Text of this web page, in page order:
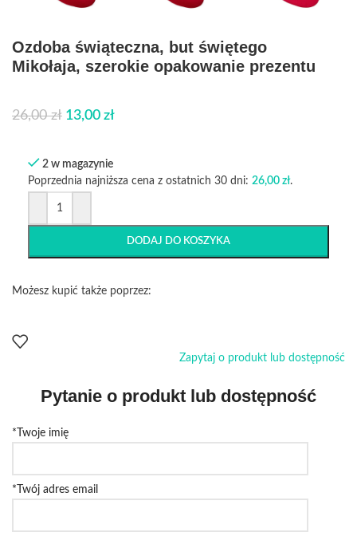
Ozdoba świąteczna, but świętego
Mikołaja, szerokie opakowanie prezentu
26,00zł 13,00 zł
2 w magazynie
Poprzednia najniższa cena z ostatnich 30 dni: 26,00 zł.
DODAJ DO KOSZYKA
Możesz kupić także poprzez:
Zapytaj o produkt lub dostępność
Pytanie o produkt lub dostępność
*Twoje imię
*Twój adres email